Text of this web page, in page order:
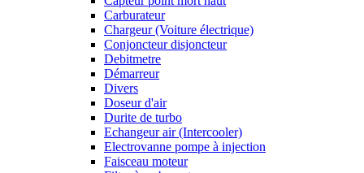
Carburateur
Chargeur (Voiture électrique)
Conjoncteur disjoncteur
Debitmetre
Démarreur
Divers
Doseur d'air
Durite de turbo
Echangeur air (Intercooler)
Electrovanne pompe à injection
Faisceau moteur